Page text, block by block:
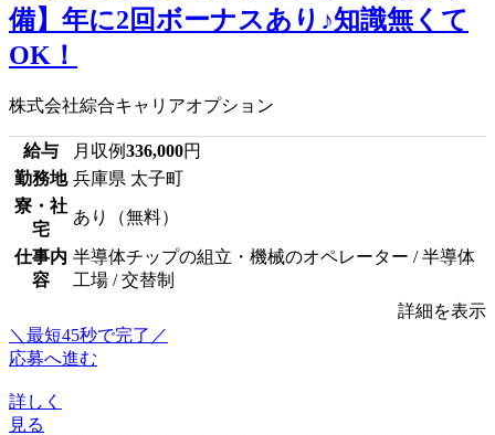
備】年に2回ボーナスあり♪知識無くて
OK！
株式会社綜合キャリアオプション
給与 月収例336,000円
勤務地 兵庫県 太子町
寮・社
宅
あり（無料）
仕事内
容
半導体チップの組立・機械のオペレーター / 半導体
工場 / 交替制
詳細を表示
＼最短45秒で完了／
応募へ進む
詳しく
見る